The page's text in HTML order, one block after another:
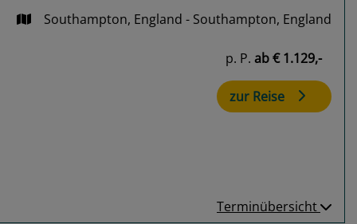
Southampton, England - Southampton, England
p. P. ab€ 1.129,-
zur Reise
Terminübersicht